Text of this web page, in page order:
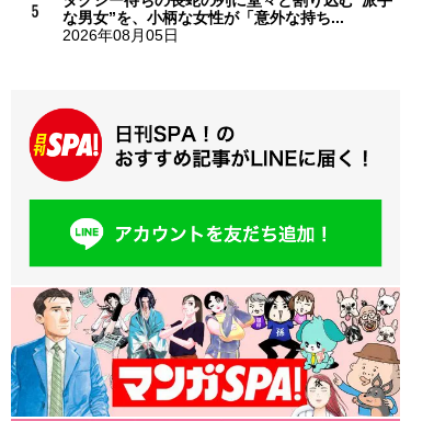
な男女”を、小柄な女性が「意外な持ち...
2026年08月05日